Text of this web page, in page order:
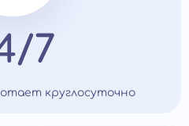
7
круглосуточно